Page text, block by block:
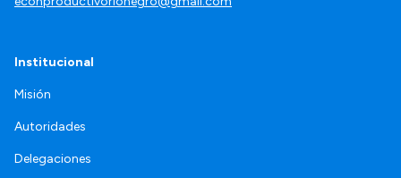
Institucional
Misión
Autoridades
Delegaciones